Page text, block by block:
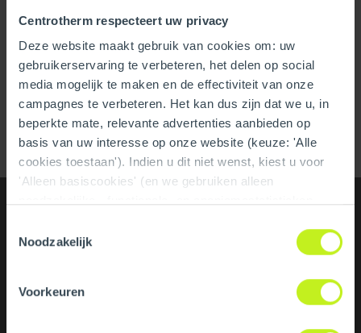
Centrotherm respecteert uw privacy
Deze website maakt gebruik van cookies om: uw
gebruikerservaring te verbeteren, het delen op social
media mogelijk te maken en de effectiviteit van onze
campagnes te verbeteren. Het kan dus zijn dat we u, in
beperkte mate, relevante advertenties aanbieden op
basis van uw interesse op onze website (keuze: 'Alle
cookies toestaan'). Indien u dit niet wenst, kiest u voor
'Alleen basiscookies' (en we gebruiken alleen
De 'Details tonen' knop geeft per categorie een korte
uitleg. Op onze privacy statementpagina vindt u nadere
informatie. Op deze pagina kunt u tevens uw keuze
ongedaan maken.
Noodzakelijk
Voorkeuren
Please accept marketing-cookies to watch this video.